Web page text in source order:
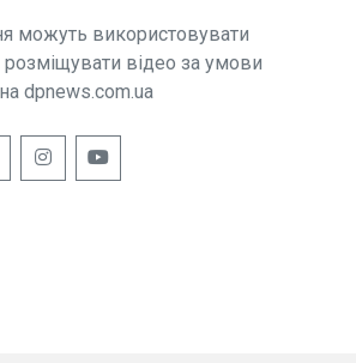
можуть використовувати
розміщувати відео за умови
dpnews.com.ua